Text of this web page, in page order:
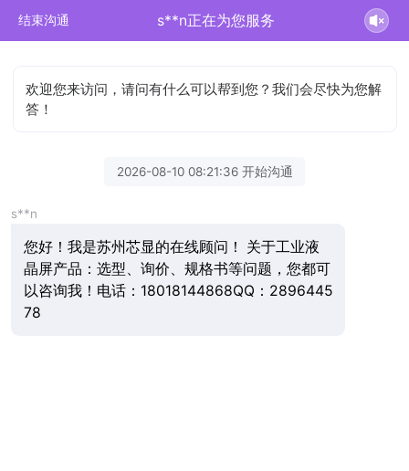
结束沟通 s**n正在为您服务
欢迎您来访问，请问有什么可以帮到您？我们会尽快为您解
答！
2026-08-10 08:21:36 开始沟通
s**n
您好！我是苏州芯显的在线顾问！ 关于工业液
晶屏产品：选型、询价、规格书等问题，您都可
以咨询我！电话：18018144868QQ：2896445
78